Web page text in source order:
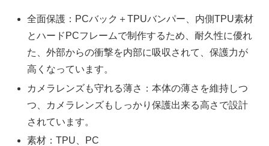
全面保護：PCバック＋TPUバンパー、内側TPU素材
とハードPCフレームで制作するため、耐久性に優れ
た、外部からの衝撃を内部に吸収されて、保護力が
高くなっています。
カメラレンズも守れる薄さ：本体の薄さを維持しつ
つ、カメラレンズもしっかり保護出来る高さで設計
されています。
素材：TPU、PC